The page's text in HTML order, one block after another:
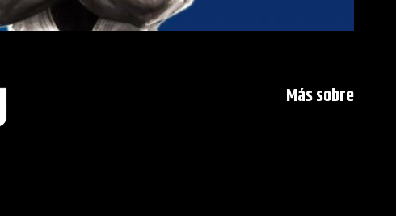
Más sobre